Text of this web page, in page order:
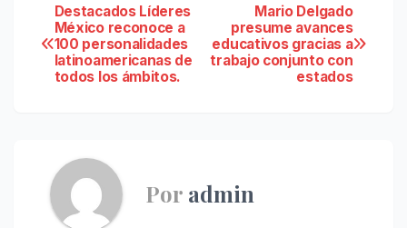
Navegación
de
Mario Delgado
presume avances
educativos gracias a
trabajo conjunto con
estados
Destacados Líderes
México reconoce a
100 personalidades
latinoamericanas de
todos los ámbitos.
Por admin